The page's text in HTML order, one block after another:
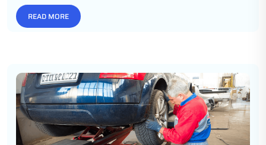
READ MORE